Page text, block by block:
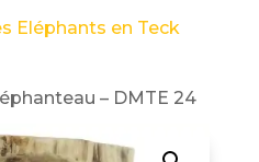
Eléphants en Teck
– DMTE 24